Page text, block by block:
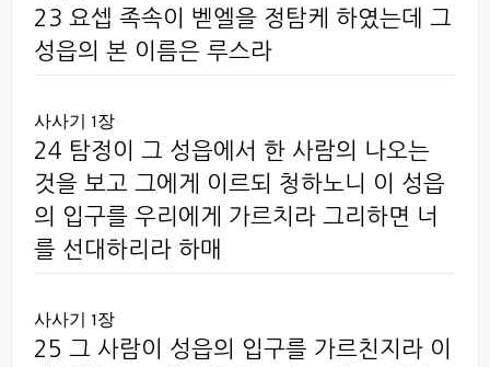
23 요셉 족속이 벧엘을 정탐케 하였는데 그
성읍의 본 이름은 루스라
사사기 1장
24 탐정이 그 성읍에서 한 사람의 나오는
것을 보고 그에게 이르되 청하노니 이 성읍
의 입구를 우리에게 가르치라 그리하면 너
를 선대하리라 하매
사사기 1장
25 그 사람이 성읍의 입구를 가르친지라 이